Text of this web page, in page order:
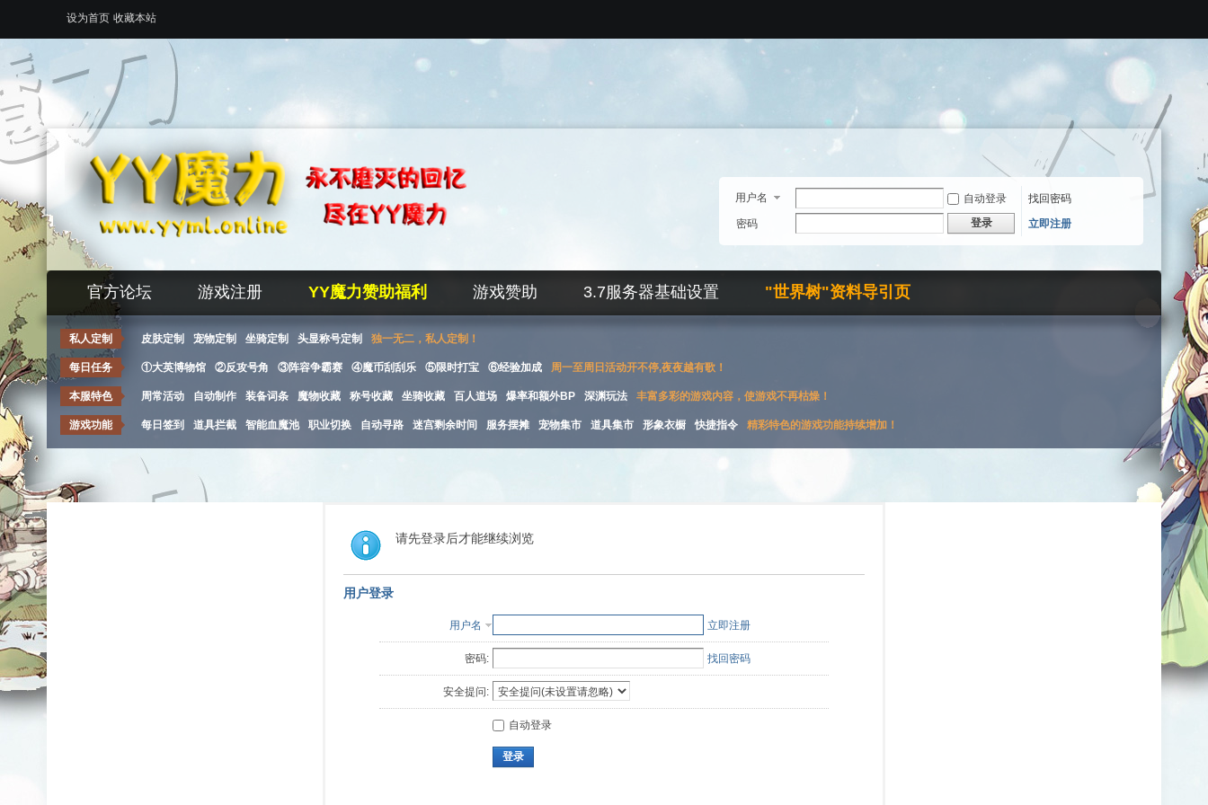
设为首页 收藏本站
用户名 自动登录
找回密码
密码
登录 立即注册
官方论坛 游戏注册 YY魔力赞助福利 游戏赞助 3.7服务器基础设置 "世界树"资料导引页
私人定制 皮肤定制 宠物定制 坐骑定制 头显称号定制 独一无二，私人定制！
每日任务 ①大英博物馆 ②反攻号角 ③阵容争霸赛 ④魔币刮刮乐 ⑤限时打宝 ⑥经验加成 周一至周日活动开不停,夜夜越有歌！
本服特色 周常活动 自动制作 装备词条 魔物收藏 称号收藏 坐骑收藏 百人道场 爆率和额外BP 深渊玩法 丰富多彩的游戏内容，使游戏不再枯燥！
游戏功能 每日签到 道具拦截 智能血魔池 职业切换 自动寻路 迷宫剩余时间 服务摆摊 宠物集市 道具集市 形象衣橱 快捷指令 精彩特色的游戏功能持续增加！
请先登录后才能继续浏览
用户登录
用户名 立即注册
密码: 找回密码
安全提问:
自动登录
登录